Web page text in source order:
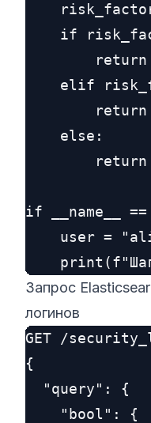
if
elif
    else:
if __name__
user =
Запрос
логинов
GET /
{
  "query": {
    "bool": {